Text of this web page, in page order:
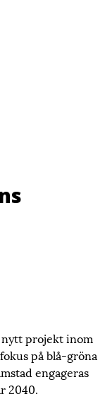
projekt inom
på blå-gröna
engageras
2040.